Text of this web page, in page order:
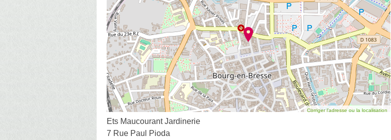
Corriger l’adresse ou la localisation
Ets Maucourant Jardinerie
7 Rue Paul Pioda